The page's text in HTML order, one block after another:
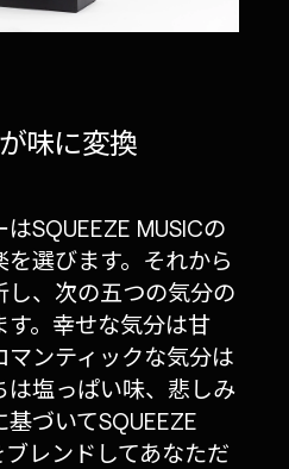
味に変換
SQUEEZE MUSICの
選びます。それから
、次の五つの気分の
。幸せな気分は甘
ンティックな気分は
は塩っぱい味、悲しみ
づいてSQUEEZE
レンドしてあなただ